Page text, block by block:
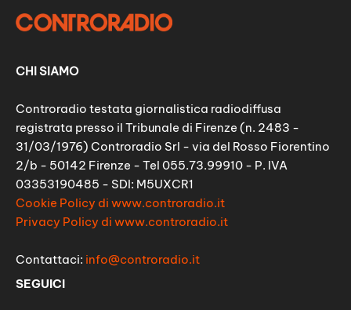
CHI SIAMO
Controradio testata giornalistica radiodiffusa
registrata presso il Tribunale di Firenze (n. 2483 -
31/03/1976) Controradio Srl - via del Rosso Fiorentino
2/b - 50142 Firenze - Tel 055.73.99910 - P. IVA
03353190485 - SDI: M5UXCR1
Cookie Policy di www.controradio.it
Privacy Policy di www.controradio.it
Contattaci: info@controradio.it
SEGUICI